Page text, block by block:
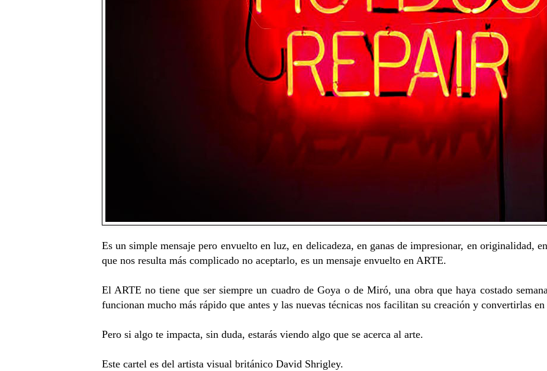
Es un simple mensaje pero envuelto en luz, en delicadeza, en ganas de impresionar, en originalidad,
que nos resulta más complicado no aceptarlo, es un mensaje envuelto en ARTE.
El ARTE no tiene que ser siempre un cuadro de Goya o de Miró, una obra que haya costado
funcionan mucho más rápido que antes y las nuevas técnicas nos facilitan su creación y convertirlas
Pero si algo te impacta, sin duda, estarás viendo algo que se acerca al arte.
Este cartel es del artista visual británico David Shrigley.